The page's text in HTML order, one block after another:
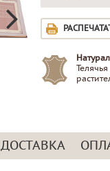
ДОСТАВКА